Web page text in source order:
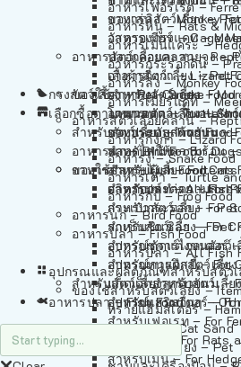
อาหารเฟอร์เร็ต –
อาหารหนู – Rats &
อาหารเม่นแคระ –
อาหารกระรอกดิน –
อาหารลิง – Monkey
อาหารเมียร์แคท –
อาหารสัตว์เลี้อยคลาน –
อาหารกิ้งก่า – Lizard
อาหารงู – Snake Food
อาหารเต่า – Turtle
อาหารกบ – Frog Food
อาหารนก – Bird Food
อาหารปลา – Fish Food
อาหารปลา – All Fish
อุปกรณและผลิตภัณฑ์สำหรับสัตว์เ
ของใช้สำหรับสัตว์เลี้ยง –
ทรายแฮมสเตอร์ –
ทรายแมว – Cat Sand
ห้องน้ำสัตว์เลี้ยง –
อาหารลิง – Monkey
อาหารเมียร์แคท –
อาหารสัตว์เลี้อยคลาน –
อาหารกิ้งก่า – Lizard
อาหารงู – Snake Food
อาหารเต่า – Turtle
อาหารกบ – Frog Food
อาหารนก – Bird Food
อาหารปลา – Fish Food
อาหารปลา – All Fish
ของเล่นสัตว์เลี้ยง –
วัสดุรองกรง – Cage
ปลอกคอและสายจูง –
เสื้อผ้าสัตว์เลี้ยง – Pet
ของใช้สำหรับสัตว์เลี้ยง –
โดมนอนและที่นอนสัตว์
ของประดับสำหรับนก
หลอดไฟให้ความร้อน
ของใช้สำหรับผู้เลี้ยง – Items
ผลิตภัณฑ์ทำความสะอ
กระเป๋าสัตว์เลี้ยง –
รถเข็นสัตว์เลี้ยง – Pet
อุปกรณ์ตัดแต่งขนสัตว์เ
อุปกรณ์การฝึกสัตว์เลี้ย
แก็ดเจ็ตสำหรับสัตว์เลี้ย
อุปกรณ์เสริมอื่นๆ –
กรงสัตว์เลี้ยง – Pet Cages
เลือกซื้อตามหมวดสัตว์เลี้ยง –
สำหรับสัตว์เลี้ยงลูกด้วยนม –
สำหรับสุนัข – For
สำหรับแมว – For Cats
สำหรับกระต่าย – For
สำหรับกระรอก – For
สำหรับชินชิล่า – For
สำหรับชูการ์ไกลเดอร์
สำหรับหนูแกสบี้ – For
สำหรับสัตว์เลี้ยงลูกด้วยนม –
สำหรับแฮมสเตอร์ –
สำหรับเฟอเรท – For
สำหรับหนู – For Rats
สำหรับเม่น – For
อาหารปลา – Fish Food